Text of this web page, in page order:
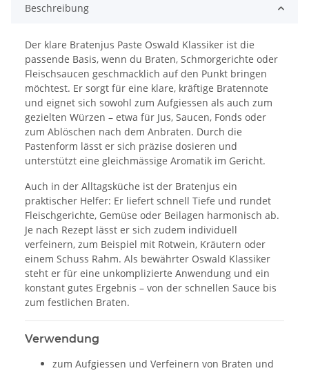
Beschreibung
Der klare Bratenjus Paste Oswald Klassiker ist die
passende Basis, wenn du Braten, Schmorgerichte oder
Fleischsaucen geschmacklich auf den Punkt bringen
möchtest. Er sorgt für eine klare, kräftige Bratennote
und eignet sich sowohl zum Aufgiessen als auch zum
gezielten Würzen – etwa für Jus, Saucen, Fonds oder
zum Ablöschen nach dem Anbraten. Durch die
Pastenform lässt er sich präzise dosieren und
unterstützt eine gleichmässige Aromatik im Gericht.
Auch in der Alltagsküche ist der Bratenjus ein
praktischer Helfer: Er liefert schnell Tiefe und rundet
Fleischgerichte, Gemüse oder Beilagen harmonisch ab.
Je nach Rezept lässt er sich zudem individuell
verfeinern, zum Beispiel mit Rotwein, Kräutern oder
einem Schuss Rahm. Als bewährter Oswald Klassiker
steht er für eine unkomplizierte Anwendung und ein
konstant gutes Ergebnis – von der schnellen Sauce bis
zum festlichen Braten.
Verwendung
zum Aufgiessen und Verfeinern von Braten und